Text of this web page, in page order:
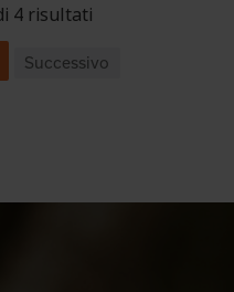
4 risultati
Successivo